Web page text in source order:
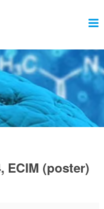
切
换
导
航
ECIM (poster)